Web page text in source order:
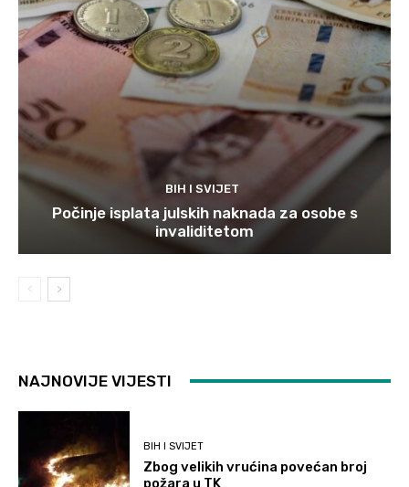
BIH I SVIJET
Počinje isplata julskih naknada za osobe s
invaliditetom
NAJNOVIJE VIJESTI
BIH I SVIJET
Zbog velikih vrućina povećan broj
požara u TK